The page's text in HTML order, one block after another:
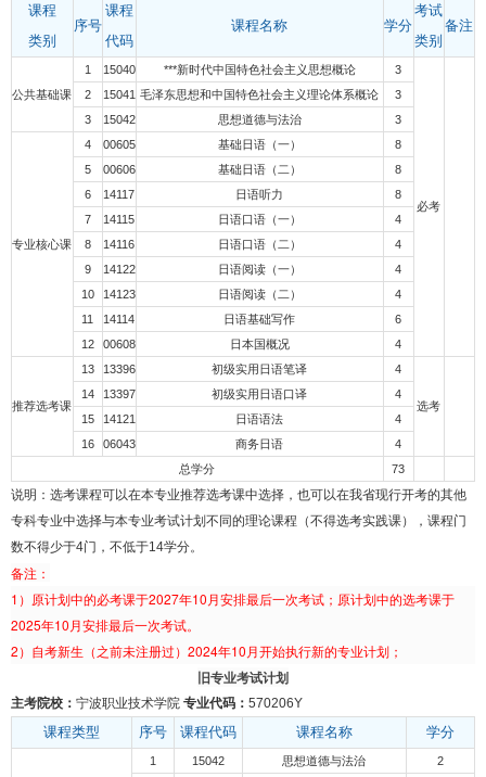
课程
类别
序号
课程
代码
课程名称 学分
考试
类别
备注
公共基础课
1 15040 ***新时代中国特色社会主义思想概论 3
必考
2 15041 毛泽东思想和中国特色社会主义理论体系概论
3
3
15042 思想道德与法治 3
专业核心课
4 00605 基础日语（一）
8
5
00606 基础日语（二）
8
6
14117 日语听力
8
7
14115 日语口语（一）
4
8
14116 日语口语（二）
4
9
14122 日语阅读（一）
4
10
14123 日语阅读（二）
4
11
14114 日语基础写作
6
12
00608 日本国概况 4
推荐选考课
13 13396 初级实用日语笔译 4
选考
14 13397 初级实用日语口译
4
15
14121 日语语法
4
16
06043 商务日语
4
总学分
73
说明：选考课程可以在本专业推荐选考课中选择，也可以在我省现行开考的其他
专科专业中选择与本专业考试计划不同的理论课程（不得选考实践课），课程门
数不得少于4门，不低于14学分。
备注：
1）原计划中的必考课于2027年10月安排最后一次考试；原计划中的选考课于
2025年10月安排最后一次考试。
2）自考新生（之前未注册过）2024年10月开始执行新的专业计划；
旧专业考试计划
主考院校： 宁波职业技术学院 专业代码： 570206Y
课程类型 序号 课程代码 课程名称 学分
1 15042 思想道德与法治 2